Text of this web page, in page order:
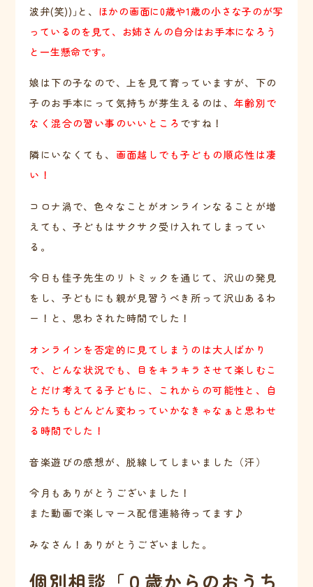
波弁(笑))｣と、 ほかの画面に0歳や1歳の小さな子のが写
っているのを見て、お姉さんの自分はお手本になろう
と一生懸命です。
娘は下の子なので、上を見て育っていますが、下の
子のお手本にって気持ちが芽生えるのは、年齢別で
なく混合の習い事のいいところ ですね！
隣にいなくても、 画面越しでも子どもの順応性は凄
い！
コロナ渦で、色々なことがオンラインなることが増
えても、子どもはサクサク受け入れてしまってい
る。
今日も佳子先生のリトミックを通じて、沢山の発見
をし、子どもにも親が見習うべき所って沢山あるわ
ー！と、思わされた時間でした！
オンラインを否定的に見てしまうのは大人ばかり
で、どんな状況でも、目をキラキラさせて楽しむこ
とだけ考えてる子どもに、これからの可能性と、自
分たちもどんどん変わっていかなきゃなぁと思わせ
る時間でした！
音楽遊びの感想が、脱線してしまいました（汗）
今月もありがとうございました！
また動画で楽しマース配信連絡待ってます♪
みなさん！ありがとうございました。
個別相談「０歳からのおうち